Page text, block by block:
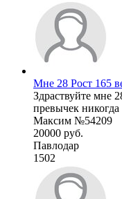
Мне 28 Рост 165
Здраствуйте мне
превычек никогда
Максим №54209
20000 руб.
Павлодар
1502